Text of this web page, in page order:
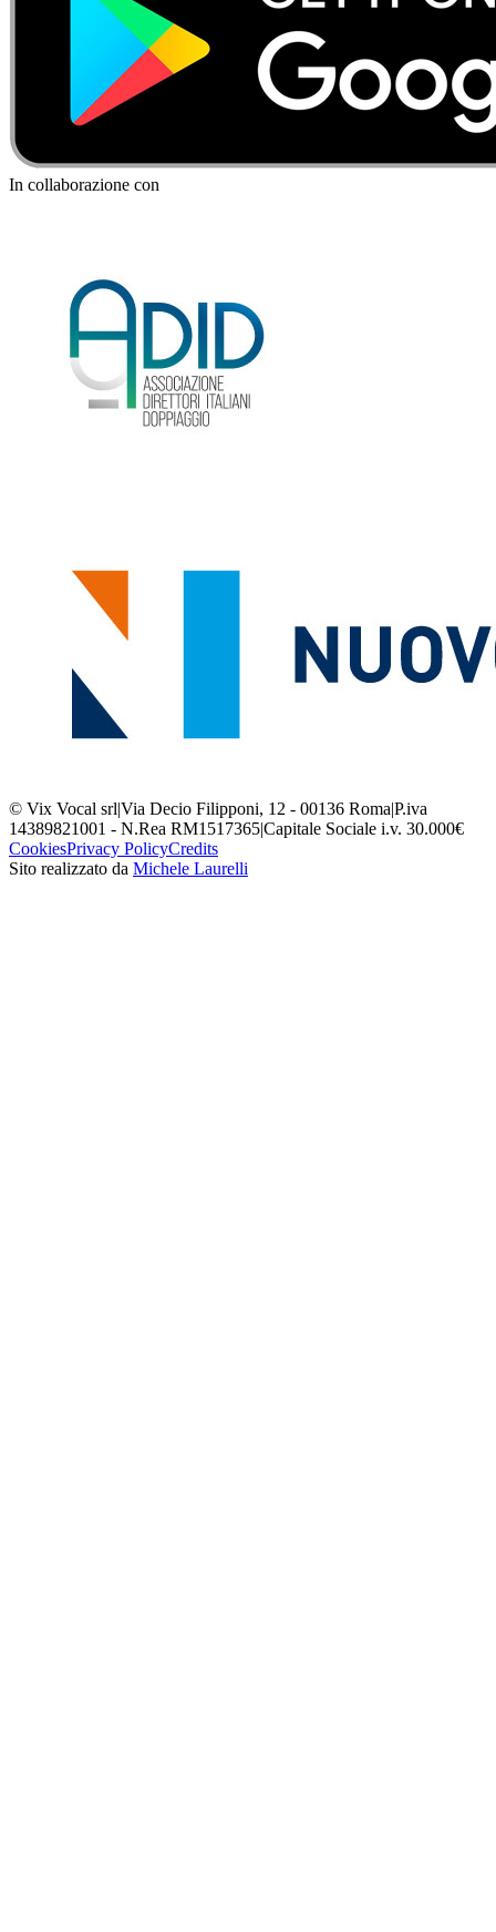
In collaborazione con
© Vix Vocal srl|Via Decio Filipponi, 12 - 00136 Roma|P.iva
14389821001 - N.Rea RM1517365|Capitale Sociale i.v. 30.000€
CookiesPrivacy PolicyCredits
Sito realizzato da Michele Laurelli